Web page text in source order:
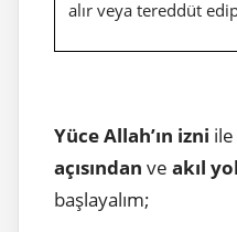
alır veya tereddüt
Yüce Allah’ın izni
açısından ve akıl
başlayalım;